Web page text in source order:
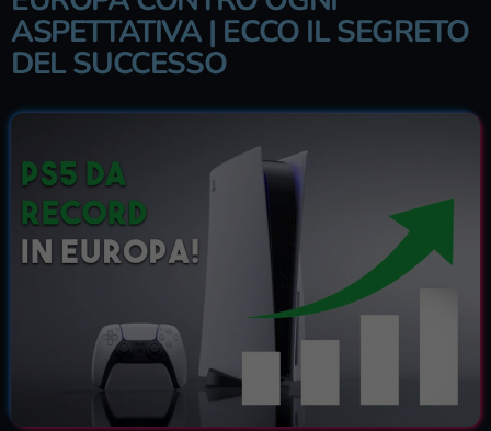
ASPETTATIVA | ECCO IL SEGRETO
DEL SUCCESSO